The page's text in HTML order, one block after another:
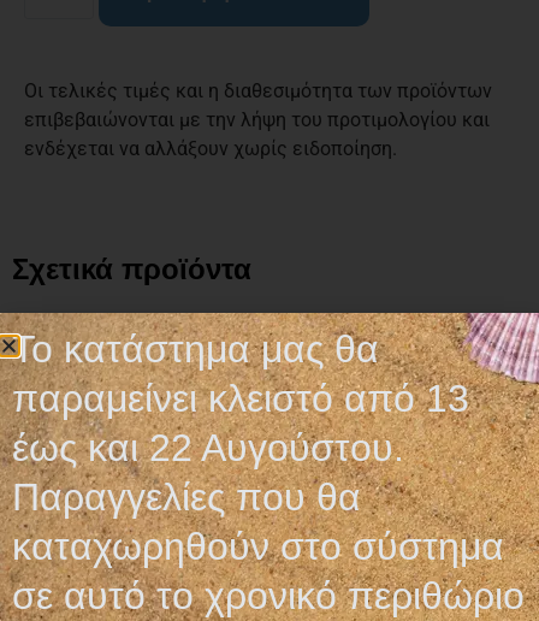
Οι τελικές τιμές και η διαθεσιμότητα των προϊόντων
επιβεβαιώνονται με την λήψη του προτιμολογίου και
ενδέχεται να αλλάξουν χωρίς ειδοποίηση.
Σχετικά προϊόντα
ΒΑΜΒΑΚΟΦΟΡΟΙ
GEL ΥΠΕΡΗΧΩΝ
Το κατάστημα μας θα
παραμείνει κλειστό από 13
έως και 22 Αυγούστου.
Παραγγελίες που θα
καταχωρηθούν στο σύστημα
σε αυτό το χρονικό περιθώριο